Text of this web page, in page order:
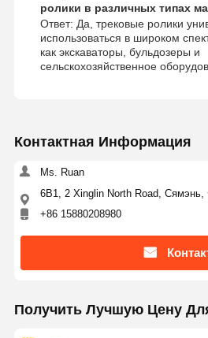
ролики в различных типах
Ответ: Да, трековые ролики
использоваться в широком
как экскаваторы, бульдозеры и
сельскохозяйственное
Контактная Информация
Ms. Ruan
6B1, 2 Xinglin North Road, Сямэнь,
+86 15880208980
Получить Лучшую Цену